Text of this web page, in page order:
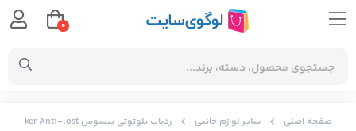
صفحه اصلی سایر لوازم جانبی ردیاب بلوتوثی بیسوس Baseus T2 Wireless Smart Tracker Anti-lost
0